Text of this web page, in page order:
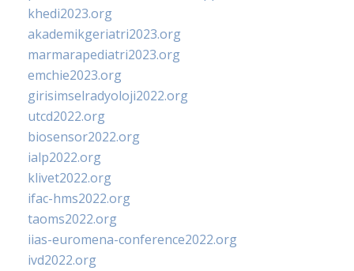
khedi2023.org
akademikgeriatri2023.org
marmarapediatri2023.org
emchie2023.org
girisimselradyoloji2022.org
utcd2022.org
biosensor2022.org
ialp2022.org
klivet2022.org
ifac-hms2022.org
taoms2022.org
iias-euromena-conference2022.org
ivd2022.org